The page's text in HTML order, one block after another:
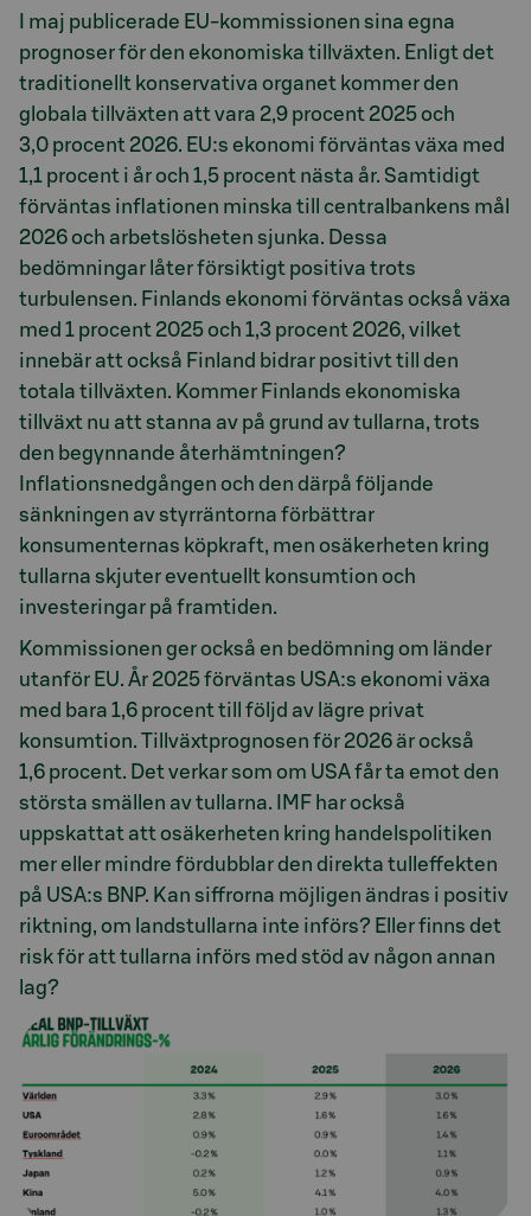
I maj publicerade EU-kommissionen sina egna
prognoser för den ekonomiska tillväxten. Enligt det
traditionellt konservativa organet kommer den
globala tillväxten att vara 2,9 procent 2025 och
3,0 procent 2026. EU:s ekonomi förväntas växa med
1,1 procent i år och 1,5 procent nästa år. Samtidigt
förväntas inflationen minska till centralbankens mål
2026 och arbetslösheten sjunka. Dessa
bedömningar låter försiktigt positiva trots
turbulensen. Finlands ekonomi förväntas också växa
med 1 procent 2025 och 1,3 procent 2026, vilket
innebär att också Finland bidrar positivt till den
totala tillväxten. Kommer Finlands ekonomiska
tillväxt nu att stanna av på grund av tullarna, trots
den begynnande återhämtningen?
Inflationsnedgången och den därpå följande
sänkningen av styrräntorna förbättrar
konsumenternas köpkraft, men osäkerheten kring
tullarna skjuter eventuellt konsumtion och
investeringar på framtiden.
Kommissionen ger också en bedömning om länder
utanför EU. År 2025 förväntas USA:s ekonomi växa
med bara 1,6 procent till följd av lägre privat
konsumtion. Tillväxtprognosen för 2026 är också
1,6 procent. Det verkar som om USA får ta emot den
största smällen av tullarna. IMF har också
uppskattat att osäkerheten kring handelspolitiken
mer eller mindre fördubblar den direkta tulleffekten
på USA:s BNP. Kan siffrorna möjligen ändras i positiv
riktning, om landstullarna inte införs? Eller finns det
risk för att tullarna införs med stöd av någon annan
lag?